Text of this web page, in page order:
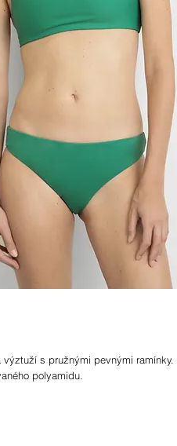
s pružnými pevnými ramínky.
polyamidu.